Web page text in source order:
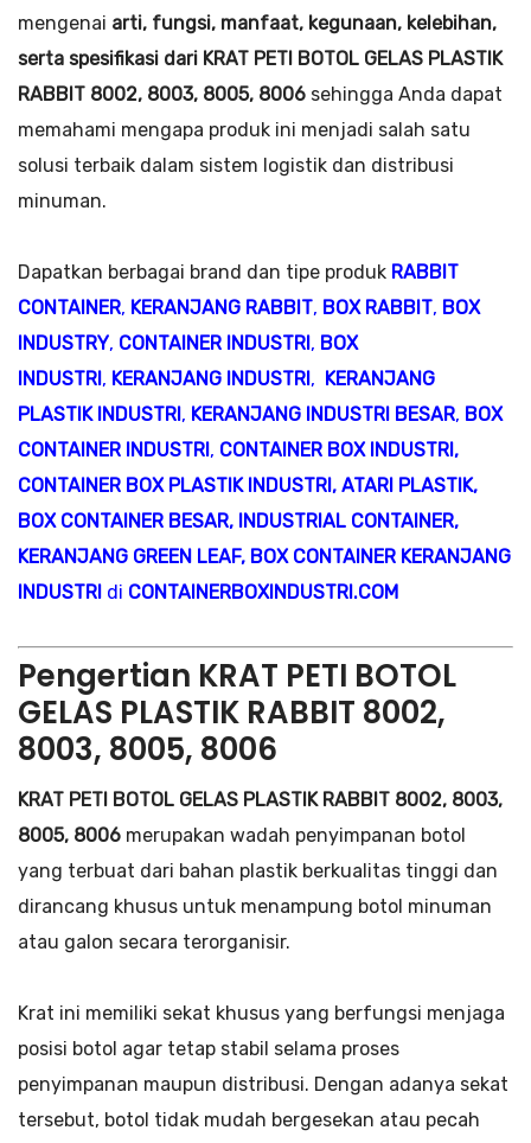
mengenai arti, fungsi, manfaat, kegunaan, kelebihan,
serta spesifikasi dari KRAT PETI BOTOL GELAS PLASTIK
RABBIT 8002, 8003, 8005, 8006 sehingga Anda dapat
memahami mengapa produk ini menjadi salah satu
solusi terbaik dalam sistem logistik dan distribusi
minuman.
Dapatkan berbagai brand dan tipe produk RABBIT
CONTAINER, KERANJANG RABBIT, BOX RABBIT, BOX
INDUSTRY, CONTAINER INDUSTRI, BOX
INDUSTRI, KERANJANG INDUSTRI, KERANJANG
PLASTIK INDUSTRI, KERANJANG INDUSTRI BESAR, BOX
CONTAINER INDUSTRI, CONTAINER BOX INDUSTRI,
CONTAINER BOX PLASTIK INDUSTRI, ATARI PLASTIK,
BOX CONTAINER BESAR, INDUSTRIAL CONTAINER,
KERANJANG GREEN LEAF, BOX CONTAINER KERANJANG
INDUSTRI di CONTAINERBOXINDUSTRI.COM
Pengertian KRAT PETI BOTOL
GELAS PLASTIK RABBIT 8002,
8003, 8005, 8006
KRAT PETI BOTOL GELAS PLASTIK RABBIT 8002, 8003,
8005, 8006 merupakan wadah penyimpanan botol
yang terbuat dari bahan plastik berkualitas tinggi dan
dirancang khusus untuk menampung botol minuman
atau galon secara terorganisir.
Krat ini memiliki sekat khusus yang berfungsi menjaga
posisi botol agar tetap stabil selama proses
penyimpanan maupun distribusi. Dengan adanya sekat
tersebut, botol tidak mudah bergesekan atau pecah